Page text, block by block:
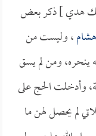
هدي ] ذكر بعض
هشام، وليست من
ينحره، ومن لم يسق
وأدخلت الحج على
لم يحصل لهن ما